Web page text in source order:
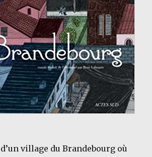
village du Brandebourg où